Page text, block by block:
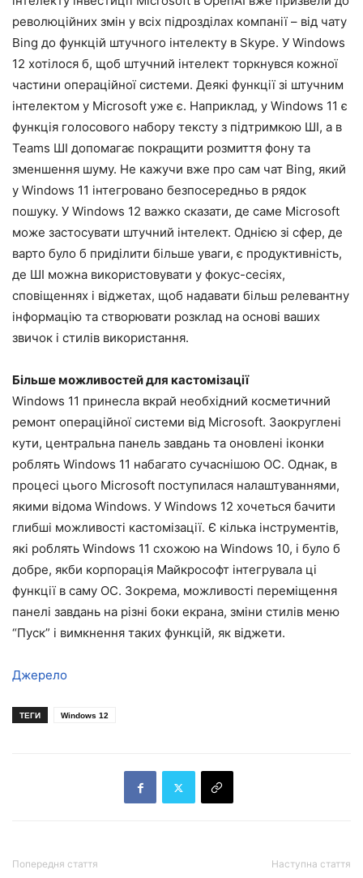
революційних змін у всіх підрозділах компанії – від чату
Bing до функцій штучного інтелекту в Skype. У Windows
12 хотілося б, щоб штучний інтелект торкнувся кожної
частини операційної системи. Деякі функції зі штучним
інтелектом у Microsoft уже є. Наприклад, у Windows 11 є
функція голосового набору тексту з підтримкою ШІ, а в
Teams ШІ допомагає покращити розмиття фону та
зменшення шуму. Не кажучи вже про сам чат Bing, який
у Windows 11 інтегровано безпосередньо в рядок
пошуку. У Windows 12 важко сказати, де саме Microsoft
може застосувати штучний інтелект. Однією зі сфер, де
варто було б приділити більше уваги, є продуктивність,
де ШІ можна використовувати у фокус-сесіях,
сповіщеннях і віджетах, щоб надавати більш релевантну
інформацію та створювати розклад на основі ваших
звичок і стилів використання.
Більше можливостей для кастомізації
Windows 11 принесла вкрай необхідний косметичний
ремонт операційної системи від Microsoft. Заокруглені
кути, центральна панель завдань та оновлені іконки
роблять Windows 11 набагато сучаснішою ОС. Однак, в
процесі цього Microsoft поступилася налаштуваннями,
якими відома Windows. У Windows 12 хочеться бачити
глибші можливості кастомізації. Є кілька інструментів,
які роблять Windows 11 схожою на Windows 10, і було б
добре, якби корпорація Майкрософт інтегрувала ці
функції в саму ОС. Зокрема, можливості переміщення
панелі завдань на різні боки екрана, зміни стилів меню
“Пуск” і вимкнення таких функцій, як віджети.
Джерело
ТЕГИ Windows 12
Попередня стаття Наступна стаття